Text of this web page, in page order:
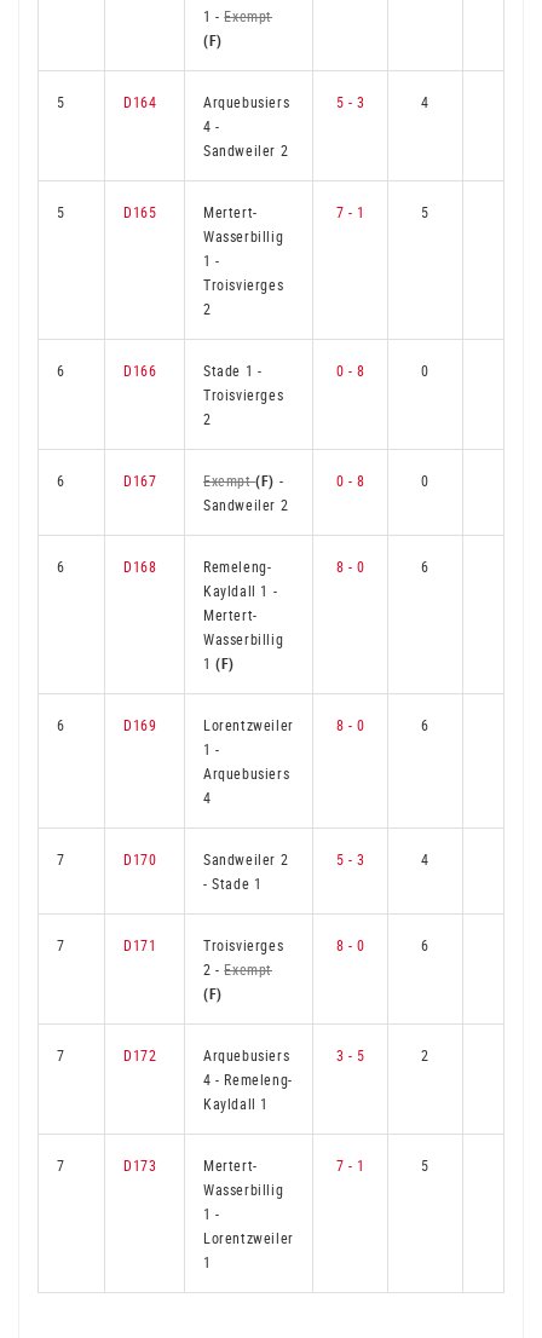
1-Exempt
(F)
5 D164
Arquebusiers
4-
Sandweiler 2
5 - 3 4
5 D165
Mertert-
Wasserbillig
1-
Troisvierges
2
7 - 1 5
6 D166 Stade 1 -
Troisvierges
2
0 - 8 0
6 D167 Exempt(F) -
Sandweiler 2
0 - 8 0
6 D168
Remeleng-
Kayldall 1 -
Mertert-
Wasserbillig
1(F)
8 - 0 6
6 D169
Lorentzweiler
1-
Arquebusiers
4
8 - 0 6
7 D170
Sandweiler 2
-Stade 1
5 - 3 4
7 D171
Troisvierges
2-Exempt
(F)
8 - 0 6
7 D172
Arquebusiers
4- Remeleng-
Kayldall 1
3 - 5 2
7 D173
Mertert-
Wasserbillig
1-
Lorentzweiler
1
7 - 1 5